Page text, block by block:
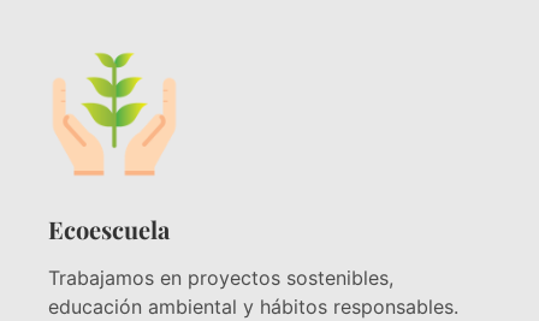
Ecoescuela
Trabajamos en proyectos sostenibles,
educación ambiental y hábitos responsables.